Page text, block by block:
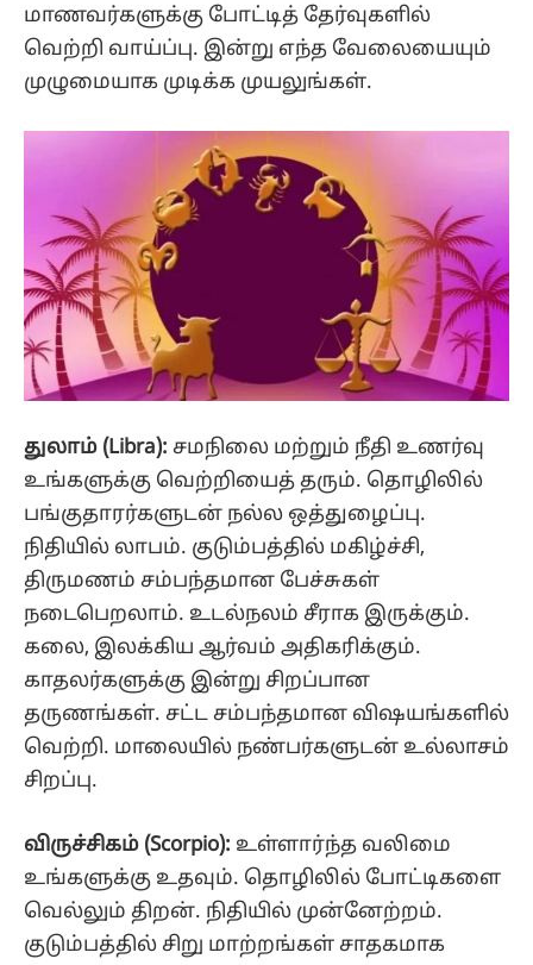
மாணவர்களுக்கு போட்டித் தேர்வுகளில்
வெற்றி வாய்ப்பு. இன்று எந்த வேலையையும்
முழுமையாக முடிக்க முயலுங்கள்.
துலாம் (Libra): சமநிலை மற்றும் நீதி உணர்வு
உங்களுக்கு வெற்றியைத் தரும். தொழிலில்
பங்குதாரர்களுடன் நல்ல ஒத்துழைப்பு.
நிதியில் லாபம். குடும்பத்தில் மகிழ்ச்சி,
திருமணம் சம்பந்தமான பேச்சுகள்
நடைபெறலாம். உடல்நலம் சீராக இருக்கும்.
கலை, இலக்கிய ஆர்வம் அதிகரிக்கும்.
காதலர்களுக்கு இன்று சிறப்பான
தருணங்கள். சட்ட சம்பந்தமான விஷயங்களில்
வெற்றி. மாலையில் நண்பர்களுடன் உல்லாசம்
சிறப்பு.
விருச்சிகம் (Scorpio): உள்ளார்ந்த வலிமை
உங்களுக்கு உதவும். தொழிலில் போட்டிகளை
வெல்லும் திறன். நிதியில் முன்னேற்றம்.
குடும்பத்தில் சிறு மாற்றங்கள் சாதகமாக